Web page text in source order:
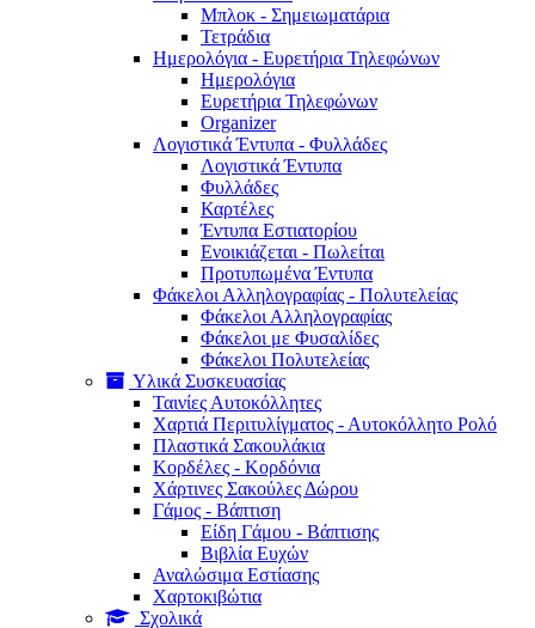
Μπλοκ - Σημειωματάρια
Τετράδια
Ημερολόγια - Ευρετήρια Τηλεφώνων
Ημερολόγια
Ευρετήρια Τηλεφώνων
Organizer
Λογιστικά Έντυπα - Φυλλάδες
Λογιστικά Έντυπα
Φυλλάδες
Καρτέλες
Έντυπα Εστιατορίου
Ενοικιάζεται - Πωλείται
Προτυπωμένα Έντυπα
Φάκελοι Αλληλογραφίας - Πολυτελείας
Φάκελοι Αλληλογραφίας
Φάκελοι με Φυσαλίδες
Φάκελοι Πολυτελείας
Υλικά Συσκευασίας
Ταινίες Αυτοκόλλητες
Χαρτιά Περιτυλίγματος - Αυτοκόλλητο Ρολό
Πλαστικά Σακουλάκια
Kορδέλες - Κορδόνια
Χάρτινες Σακούλες Δώρου
Γάμος - Βάπτιση
Είδη Γάμου - Βάπτισης
Βιβλία Ευχών
Αναλώσιμα Εστίασης
Χαρτοκιβώτια
Σχολικά